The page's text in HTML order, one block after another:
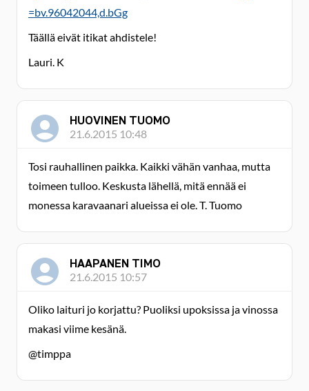
=bv.96042044,d.bGg
Täällä eivät itikat ahdistele!
Lauri. K
HUOVINEN TUOMO
21.6.2015 10:48
Tosi rauhallinen paikka. Kaikki vähän vanhaa, mutta
toimeen tulloo. Keskusta lähellä, mitä ennää ei
monessa karavaanari alueissa ei ole. T. Tuomo
HAAPANEN TIMO
21.6.2015 10:57
Oliko laituri jo korjattu? Puoliksi upoksissa ja vinossa
makasi viime kesänä.
@timppa